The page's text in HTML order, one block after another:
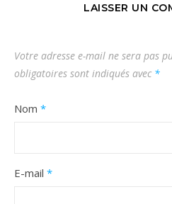
LAISSER UN
Votre adresse e-mail ne sera pas
obligatoires sont indiqués avec *
Nom *
E-mail *